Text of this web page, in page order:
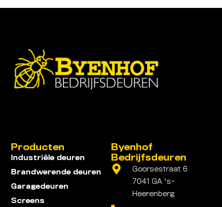
Byenhof
Bedrijfsdeuren
Goorsestraat 6
7041 GA 's-
Heerenberg
Producten
Industriële deuren
Brandwerende deuren
Garagedeuren
Screens